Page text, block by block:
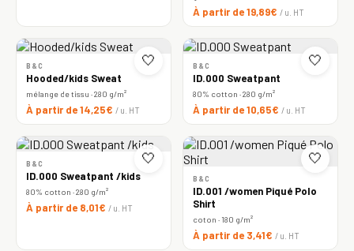
À partir de 19,89€ / u. HT
🤍
B&C
Hooded/kids Sweat
mélange de tissu · 280 g/m²
À partir de 14,25€ / u. HT
🤍
B&C
ID.000 Sweatpant
80% cotton · 280 g/m²
À partir de 10,65€ / u. HT
🤍
B&C
ID.000 Sweatpant /kids
80% cotton · 280 g/m²
À partir de 8,01€ / u. HT
🤍
B&C
ID.001 /women Piqué Polo
Shirt
coton · 180 g/m²
À partir de 3,41€ / u. HT